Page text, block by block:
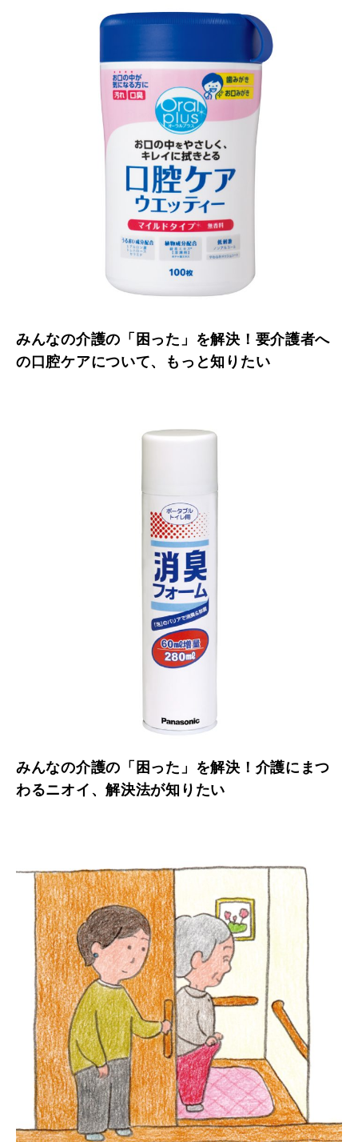
みんなの介護の「困った」を解決！要介護者へ
の口腔ケアについて、もっと知りたい
みんなの介護の「困った」を解決！介護にまつ
わるニオイ、解決法が知りたい